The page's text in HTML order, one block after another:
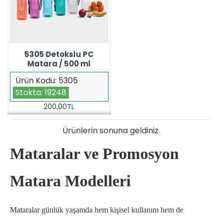
Mataralar ve Promosyon
Matara Modelleri
Mataralar günlük yaşamda hem kişisel kullanım hem de
Ürün Kodu: 5305
Stokta: 19248
5305 Detokslu PC
Matara / 500 ml
200,00TL
Ürünlerin sonuna geldiniz.